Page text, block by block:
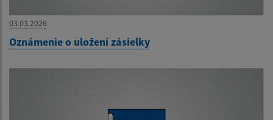
03.03.2026
Oznámenie o uložení zásielky